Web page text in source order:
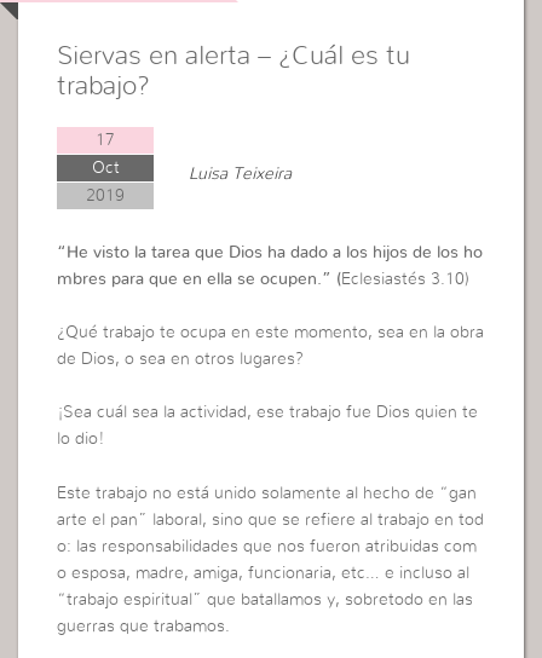
Siervas en alerta – ¿Cuál es tu
trabajo?
17
Oct
2019
Luisa Teixeira
“He visto la tarea que Dios ha dado a los hijos de los ho
mbres para que en ella se ocupen.” (Eclesiastés 3.10)
¿Qué trabajo te ocupa en este momento, sea en la obra
de Dios, o sea en otros lugares?
¡Sea cuál sea la actividad, ese trabajo fue Dios quien te
lo dio!
Este trabajo no está unido solamente al hecho de “gan
arte el pan” laboral, sino que se refiere al trabajo en tod
o: las responsabilidades que nos fueron atribuidas com
o esposa, madre, amiga, funcionaria, etc… e incluso al
“trabajo espiritual” que batallamos y, sobretodo en las
guerras que trabamos.